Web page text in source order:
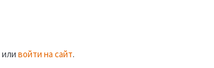
или войти на сайт.